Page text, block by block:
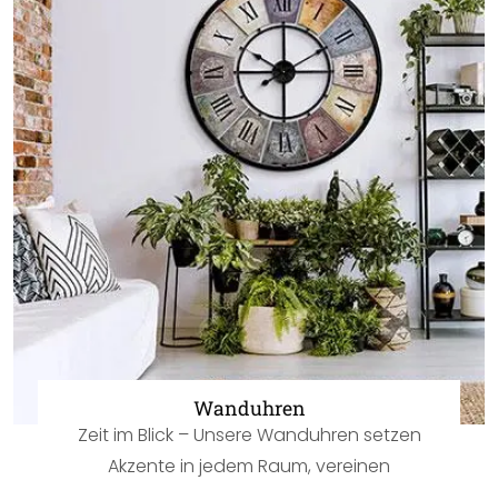
Wanduhren
Zeit im Blick – Unsere Wanduhren setzen
Akzente in jedem Raum, vereinen